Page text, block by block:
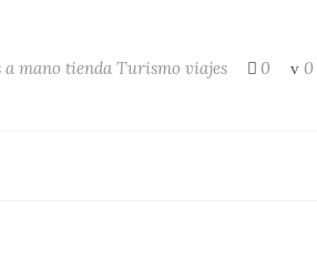
a mano tienda Turismo viajes 0 0